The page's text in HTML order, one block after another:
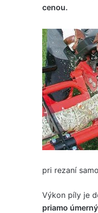
cenou.
pri rezaní
Výkon píly je
priamo